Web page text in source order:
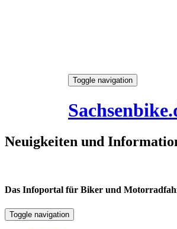
Toggle navigation
Neuigkeiten und
Das Infoportal für Biker und
Toggle navigation